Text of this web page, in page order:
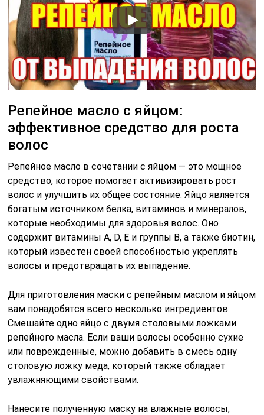
Репейное масло с яйцом:
эффективное средство для роста
волос
Репейное масло в сочетании с яйцом — это мощное
средство, которое помогает активизировать рост
волос и улучшить их общее состояние. Яйцо является
богатым источником белка, витаминов и минералов,
которые необходимы для здоровья волос. Оно
содержит витамины A, D, E и группы B, а также биотин,
который известен своей способностью укреплять
волосы и предотвращать их выпадение.
Для приготовления маски с репейным маслом и яйцом
вам понадобятся всего несколько ингредиентов.
Смешайте одно яйцо с двумя столовыми ложками
репейного масла. Если ваши волосы особенно сухие
или поврежденные, можно добавить в смесь одну
столовую ложку меда, который также обладает
увлажняющими свойствами.
Нанесите полученную маску на влажные волосы,